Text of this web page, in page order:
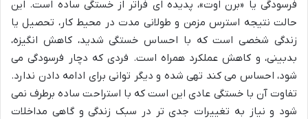
فرسودگی یا «برن اوت»، پدیده ای فراتر از خستگی ساده است. این
حالت نتیجه استرس مزمن و طولانی مدت در محیط کار، تحصیل یا
زندگی شخصی است که با احساس خستگی شدید، کاهش انگیزه،
بدبینی، و کاهش عملکرد همراه است. فردی که دچار فرسودگی می
شود، احساس می کند تهی شده و دیگر توانی برای ادامه دادن ندارد.
تفاوت آن با خستگی عادی این است که با استراحت ساده برطرف نمی
شود و نیاز به تغییرات جدی تر در سبک زندگی و گاهی مداخلات